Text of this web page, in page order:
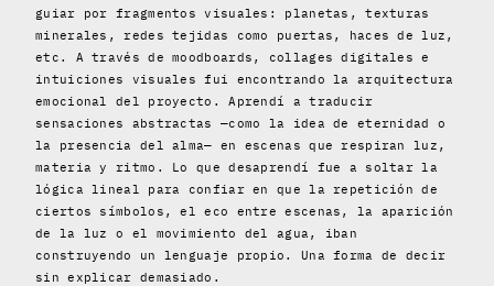
guiar por fragmentos visuales: planetas, texturas
minerales, redes tejidas como puertas, haces de luz,
etc. A través de moodboards, collages digitales e
intuiciones visuales fui encontrando la arquitectura
emocional del proyecto. Aprendí a traducir
sensaciones abstractas —como la idea de eternidad o
la presencia del alma— en escenas que respiran luz,
materia y ritmo. Lo que desaprendí fue a soltar la
lógica lineal para confiar en que la repetición de
ciertos símbolos, el eco entre escenas, la aparición
de la luz o el movimiento del agua, iban
construyendo un lenguaje propio. Una forma de decir
sin explicar demasiado.